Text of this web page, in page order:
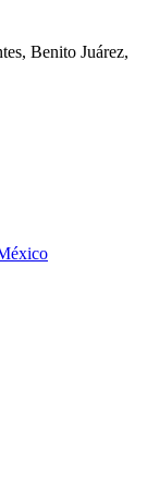
Benito Juárez,